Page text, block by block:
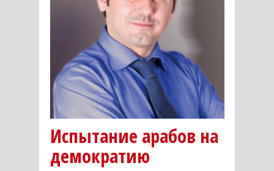
Испытание арабов на
демократию